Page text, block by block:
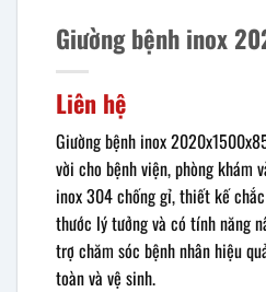
Giường bệnh inox
Liên hệ
Giường bệnh inox
vời cho bệnh viện, phòng khám
inox 304 chống gỉ, thiết kế
thước lý tưởng và có tính năng
trợ chăm sóc bệnh nhân hiệu
toàn và vệ sinh.